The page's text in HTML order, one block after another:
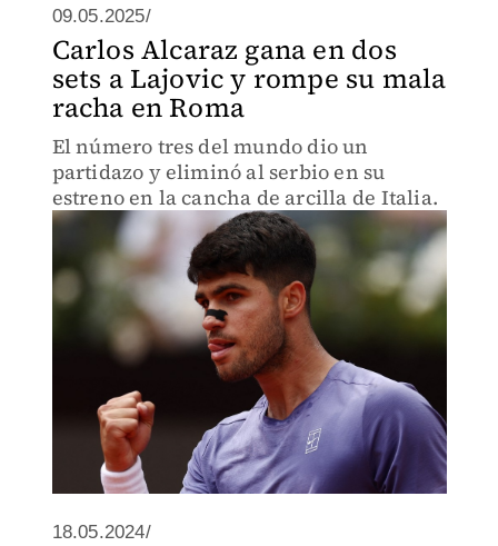
09.05.2025/
Carlos Alcaraz gana en dos
sets a Lajovic y rompe su mala
racha en Roma
El número tres del mundo dio un
partidazo y eliminó al serbio en su
estreno en la cancha de arcilla de Italia.
18.05.2024/